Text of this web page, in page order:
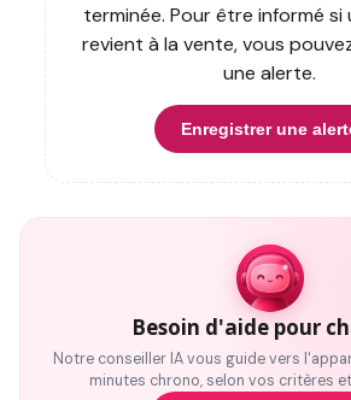
terminée. Pour être informé si
revient à la vente, vous
une alerte.
Enregistrer une
Besoin d'aide pour
Notre conseiller IA vous guide vers
minutes chrono, selon vos critères